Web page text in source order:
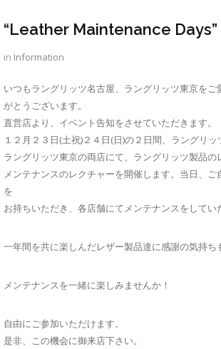
“Leather Maintenance Days”
in Information
いつもラングリッツ名古屋、ラングリッツ東京をご
がとうございます。
直営店より、イベント告知をさせていただきます。
１２月２３日(土祝)２４日(日)の２日間、ラングリ
ラングリッツ東京の両店にて、ラングリッツ製品の
メンテナンスのレクチャーを開催します。当日、ご
を
お持ちいただき、各店舗にてメンテナンスをしてい
一年間を共に楽しんだレザー製品達に感謝の気持ち
メンテナンスを一緒に楽しみませんか！
自由にご参加いただけます。
是非、この機会に御来店下さい。